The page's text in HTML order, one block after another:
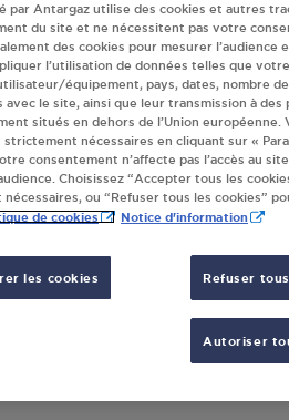
CONTACT
DELCOURT
DES FUSILLES
GUARBECQUE
S'Y RENDRE
par Antargaz utilise des cookies et autres
du site et ne nécessitent pas votre
des cookies pour mesurer
l’utilisation de données telles que
équipement, pays, dates, nombre
avec le site, ainsi que leur transmission à
situés en dehors de l’Union européenne.
strictement nécessaires en cliquant sur «
consentement n’affecte pas l’accès au
Choisissez “Accepter tous les
ou “Refuser tous les cookies”
de cookies Notice d'information
les cookies Refuser
Autoriser